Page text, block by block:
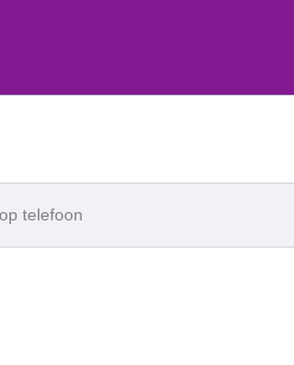
telefoon